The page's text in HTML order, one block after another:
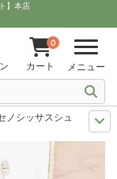
ト】本店
0
カート メニュー
ノシッサスシュガーバイ
ガーバイン／ステララウ
トに]パセノシッサスシ